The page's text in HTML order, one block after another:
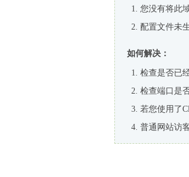
您没有将此
配置文件未
如何解决：
检查是否已
检查端口是
若您使用了
普通网站访